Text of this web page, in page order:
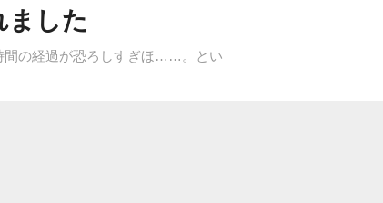
ました
間の経過が恐ろしすぎほ……。とい